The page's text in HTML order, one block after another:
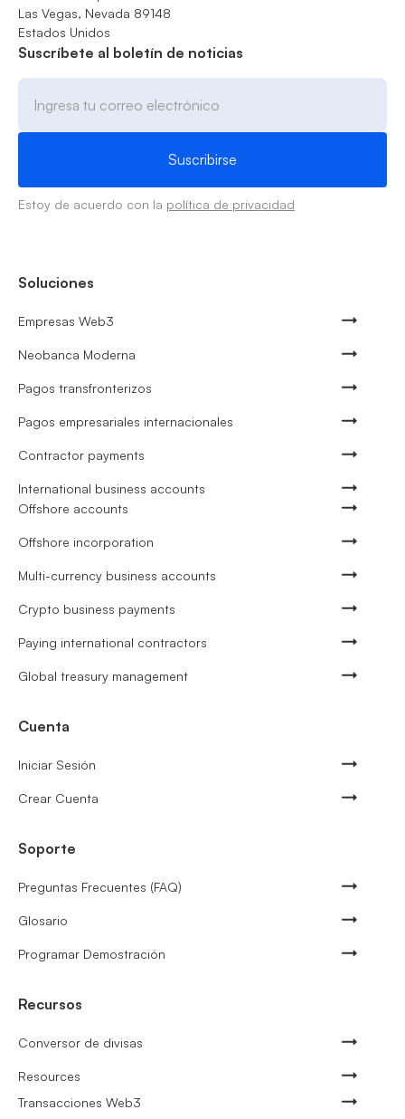
Las Vegas, Nevada 89148
Estados Unidos
Suscríbete al boletín de noticias
Estoy de acuerdo con la política de privacidad
Soluciones
Empresas Web3
Neobanca Moderna
Pagos transfronterizos
Pagos empresariales internacionales
Contractor payments
International business accounts
Offshore accounts
Offshore incorporation
Multi-currency business accounts
Crypto business payments
Paying international contractors
Global treasury management
Cuenta
Iniciar Sesión
Crear Cuenta
Soporte
Preguntas Frecuentes (FAQ)
Glosario
Programar Demostración
Recursos
Conversor de divisas
Resources
Transacciones Web3